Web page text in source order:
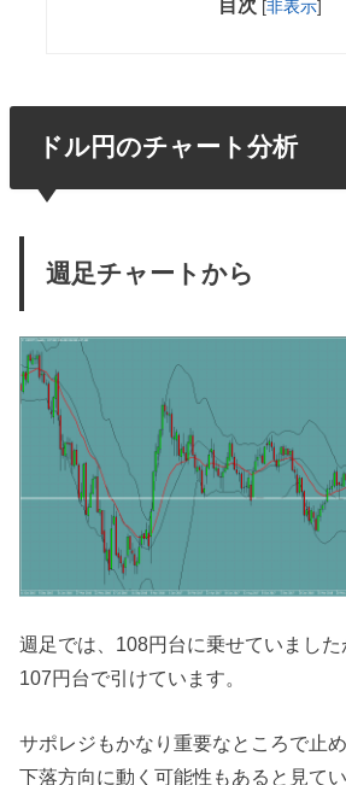
目次 [非表示]
ドル円のチャート分析
週足チャートから
週足では、108円台に乗せていまし
107円台で引けています。
サポレジもかなり重要なところで止
下落方向に動く可能性もあると見てい